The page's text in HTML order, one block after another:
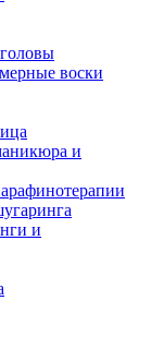
воски
и
и